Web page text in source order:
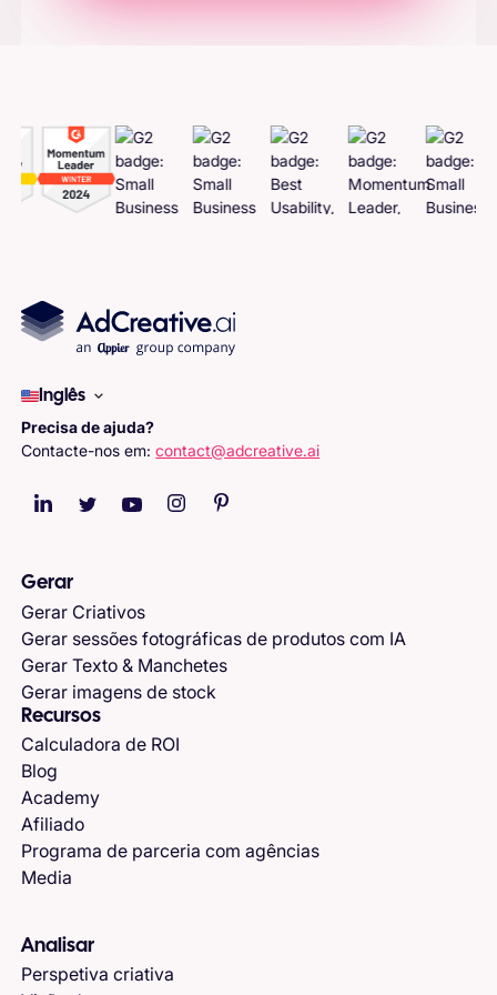
Inglês
Precisa de ajuda?
Contacte-nos em:contact@adcreative.ai
Gerar
Gerar Criativos
Gerar sessões fotográficas de produtos com IA
Gerar Texto & Manchetes
Gerar imagens de stock
Recursos
Calculadora de ROI
Blog
Academy
Afiliado
Programa de parceria com agências
Media
Analisar
Perspetiva criativa